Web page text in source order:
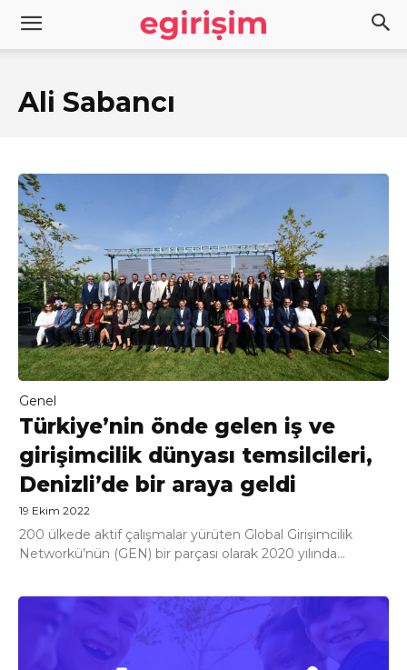
Ali Sabancı
Genel
Türkiye’nin önde gelen iş ve
girişimcilik dünyası temsilcileri,
Denizli’de bir araya geldi
19 Ekim 2022
200 ülkede aktif çalışmalar yürüten Global Girişimcilik
Networkü’nün (GEN) bir parçası olarak 2020 yılında...